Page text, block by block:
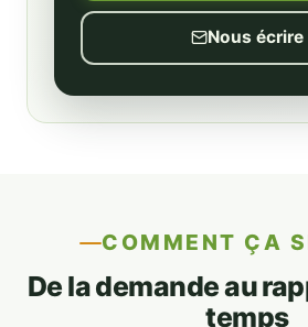
Nous écrire
COMMENT ÇA
De la demande au
temps